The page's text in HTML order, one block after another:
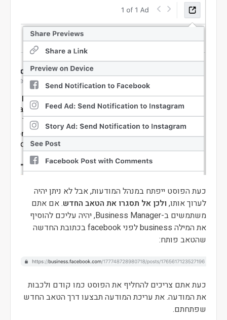
כעת הפוסט ייפתח במנהל המודעות, אבל לא ניתן יהיה
לערוך אותו, ולכן אל תסגרו את הטאב החדש. אם אתם
משתמשים ב-Business Manager, יהיה עליכם להוסיף
את המילה business לפני facebook בכתובת החדשה
שהטאב פותח:
כעת אתם צריכים להחליף את הפוסט כמו קודם ולכבות
את המודעה. את עריכת המודעה תבצעו דרך הטאב החדש
שפתחתם.